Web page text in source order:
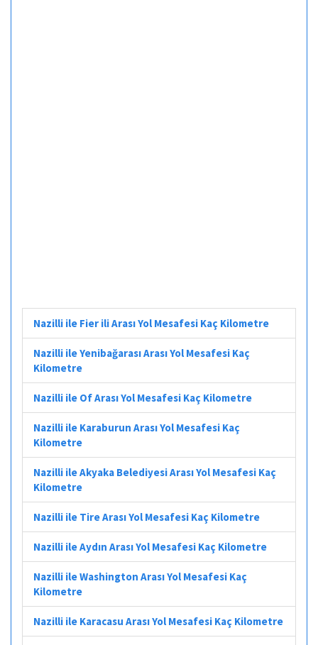
Nazilli ile Fier ili Arası Yol Mesafesi Kaç Kilometre
Nazilli ile Yenibağarası Arası Yol Mesafesi Kaç
Kilometre
Nazilli ile Of Arası Yol Mesafesi Kaç Kilometre
Nazilli ile Karaburun Arası Yol Mesafesi Kaç
Kilometre
Nazilli ile Akyaka Belediyesi Arası Yol Mesafesi Kaç
Kilometre
Nazilli ile Tire Arası Yol Mesafesi Kaç Kilometre
Nazilli ile Aydın Arası Yol Mesafesi Kaç Kilometre
Nazilli ile Washington Arası Yol Mesafesi Kaç
Kilometre
Nazilli ile Karacasu Arası Yol Mesafesi Kaç Kilometre